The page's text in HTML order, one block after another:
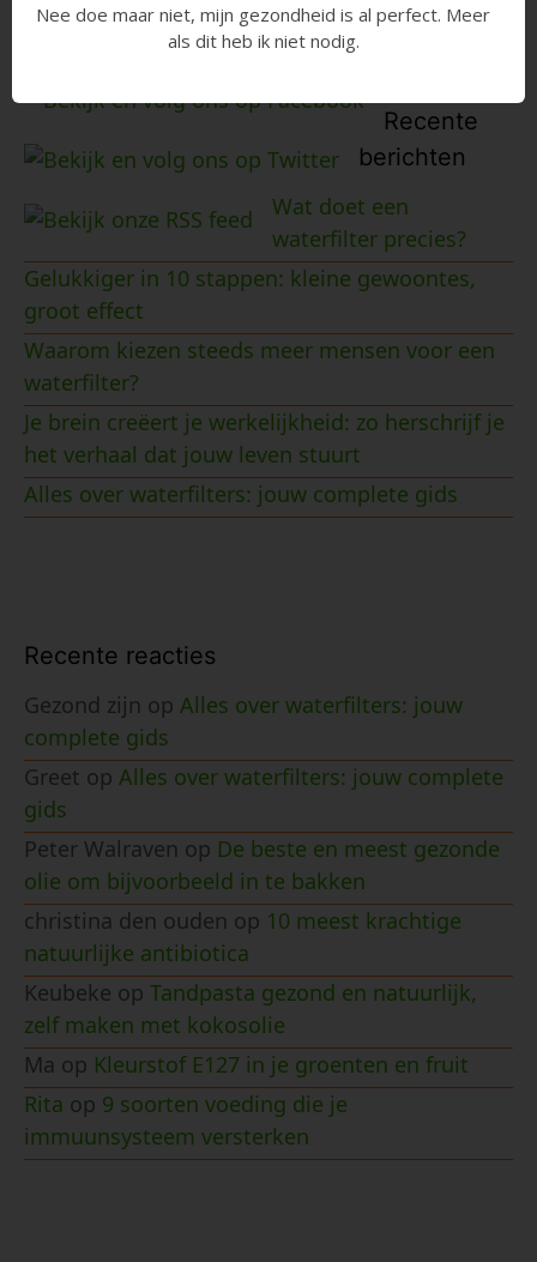
Recente
berichten
Wat doet een
waterfilter precies?
Gelukkiger in 10 stappen: kleine gewoontes,
groot effect
Waarom kiezen steeds meer mensen voor een
waterfilter?
Je brein creëert je werkelijkheid: zo herschrijf je
het verhaal dat jouw leven stuurt
Alles over waterfilters: jouw complete gids
Recente reacties
Gezond zijn op Alles over waterfilters: jouw
complete gids
Greet op Alles over waterfilters: jouw complete
gids
Peter Walraven op De beste en meest gezonde
olie om bijvoorbeeld in te bakken
christina den ouden op 10 meest krachtige
natuurlijke antibiotica
Keubeke op Tandpasta gezond en natuurlijk,
zelf maken met kokosolie
Ma op Kleurstof E127 in je groenten en fruit
Rita op 9 soorten voeding die je
immuunsysteem versterken
Nee doe maar niet, mijn gezondheid is al perfect. Meer
als dit heb ik niet nodig.